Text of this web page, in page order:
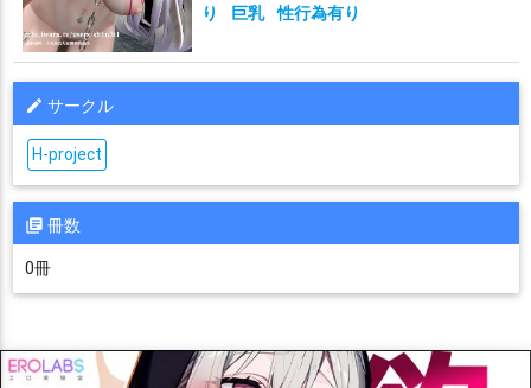
り
巨乳 性行為有り
サークル
H-project
冊数
0冊